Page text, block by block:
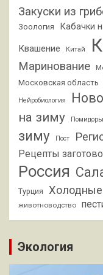
Закуски из
Зоология Кабачки
Квашение Китай
Маринование
Московская область
Нейробиология
на зиму
зиму
Пост
Рецепты
Россия
Турция Холодные
животноводство
Экология